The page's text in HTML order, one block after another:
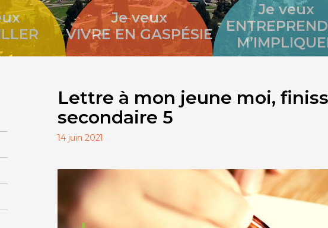
Je veux
VIVRE EN GASPÉSIE
Je veux
Lettre à mon jeune moi,
secondaire 5
14 juin 2021